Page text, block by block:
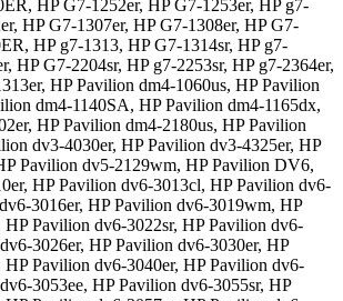
HP G7-1252er, HP G7-1253er, HP g7-
HP G7-1307er, HP G7-1308er, HP G7-
HP g7-1313, HP G7-1314sr, HP g7-
HP G7-2204sr, HP g7-2253sr, HP g7-2364er,
HP Pavilion dm4-1060us, HP Pavilion
dm4-1140SA, HP Pavilion dm4-1165dx,
HP Pavilion dm4-2180us, HP Pavilion
dv3-4030er, HP Pavilion dv3-4325er, HP
Pavilion dv5-2129wm, HP Pavilion DV6,
HP Pavilion dv6-3013cl, HP Pavilion dv6-
3016er, HP Pavilion dv6-3019wm, HP
Pavilion dv6-3022sr, HP Pavilion dv6-
3026er, HP Pavilion dv6-3030er, HP
Pavilion dv6-3040er, HP Pavilion dv6-
3053ee, HP Pavilion dv6-3055sr, HP